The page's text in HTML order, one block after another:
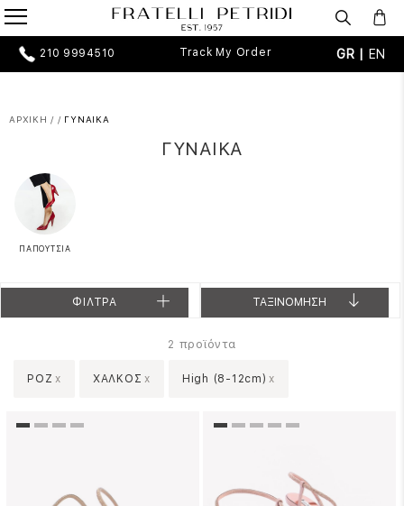
210 9994510 Track My Order GR | EN
ΑΡΧΙΚΗ / / ΓΥΝΑΙΚΑ
ΓΥΝΑΙΚΑ
ΠΑΠΟΥΤΣΙΑ
ΦΙΛΤΡΑ ΤΑΞΙΝΟΜΗΣΗ
2 προϊόντα
ΡΟΖ x ΧΑΛΚΟΣ x High (8-12cm) x